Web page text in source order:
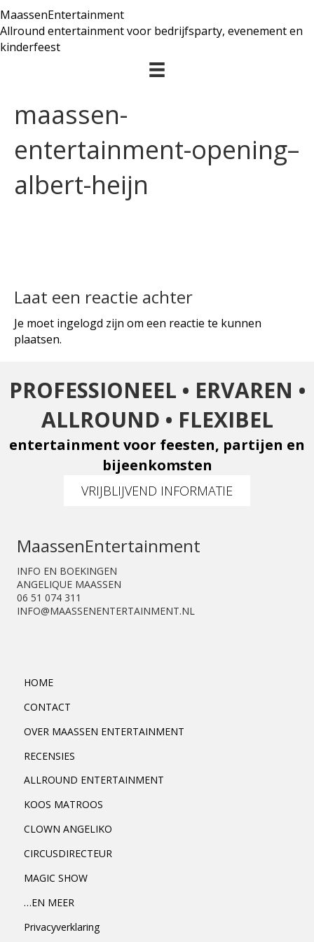
MaassenEntertainment
Allround entertainment voor bedrijfsparty, evenement en
kinderfeest
maassen-
entertainment-opening–
albert-heijn
Laat een reactie achter
Je moet ingelogd zijn om een reactie te kunnen
plaatsen.
PROFESSIONEEL • ERVAREN •
ALLROUND • FLEXIBEL
entertainment voor feesten, partijen en
bijeenkomsten
VRIJBLIJVEND INFORMATIE
MaassenEntertainment
INFO EN BOEKINGEN
ANGELIQUE MAASSEN
06 51 074 311
INFO@MAASSENENTERTAINMENT.NL
HOME
CONTACT
OVER MAASSEN ENTERTAINMENT
RECENSIES
ALLROUND ENTERTAINMENT
KOOS MATROOS
CLOWN ANGELIKO
CIRCUSDIRECTEUR
MAGIC SHOW
…EN MEER
Privacyverklaring